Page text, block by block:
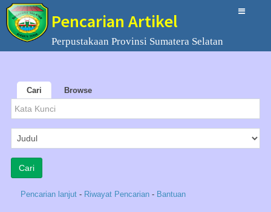
Pencarian Artikel
Perpustakaan Provinsi Sumatera Selatan
Cari Browse
Pencarian lanjut - Riwayat Pencarian - Bantuan